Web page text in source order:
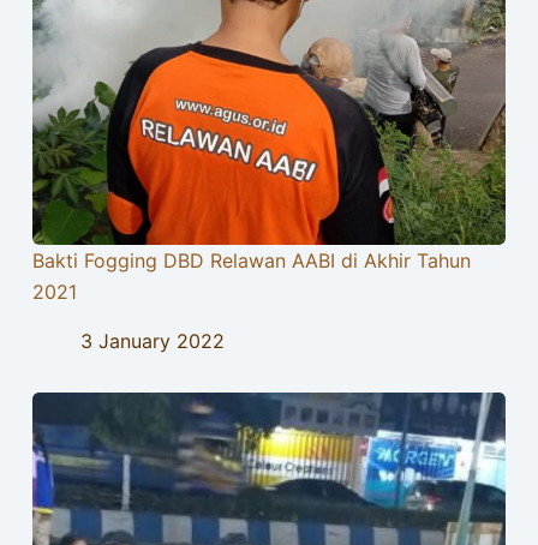
Bakti Fogging DBD Relawan AABI di Akhir Tahun
2021
3 January 2022